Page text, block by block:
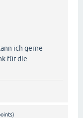
ich gerne
für die